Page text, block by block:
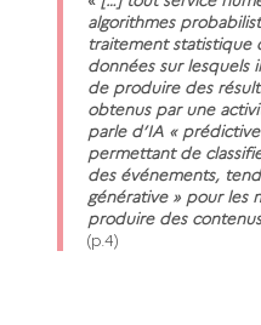
algorithmes
traitement statistique
données sur lesquels
de produire des
obtenus par une
parle d’IA «
permettant de
des événements,
générative » pour les
produire des
(p.4)